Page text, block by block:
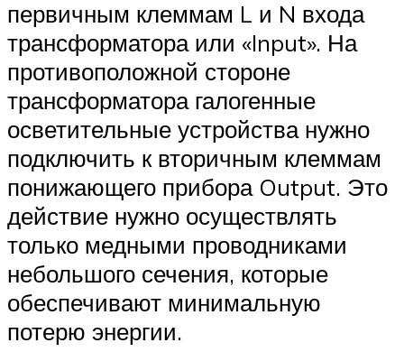
первичным клеммам L и N входа
трансформатора или «Input». На
противоположной стороне
трансформатора галогенные
осветительные устройства нужно
подключить к вторичным клеммам
понижающего прибора Output. Это
действие нужно осуществлять
только медными проводниками
небольшого сечения, которые
обеспечивают минимальную
потерю энергии.